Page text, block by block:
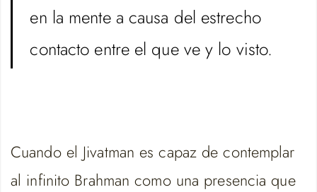
en la mente a causa del estrecho
contacto entre el que ve y lo visto.
Cuando el Jivatman es capaz de contemplar
al infinito Brahman como una presencia que